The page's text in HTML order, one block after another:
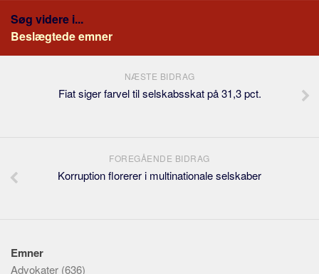
Søg videre i...
Beslægtede emner
NÆSTE BIDRAG
Fiat siger farvel til selskabsskat på 31,3 pct.
FOREGÅENDE BIDRAG
Korruption florerer i multinationale selskaber
Emner
Advokater (636)